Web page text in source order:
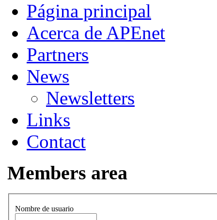
Página principal
Acerca de APEnet
Partners
News
Newsletters
Links
Contact
Members area
Nombre de usuario